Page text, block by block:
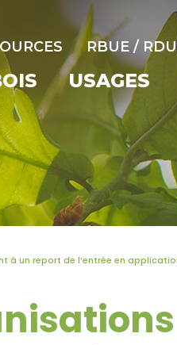
RBUE /
USAGES
un report de l’entrée en